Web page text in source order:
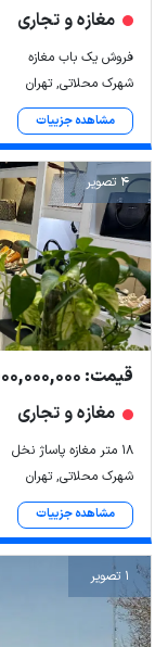
مغازه و تجاری
فروش یک باب مغازه
شهرک محلاتی, تهران
مشاهده جزییات
4 تصویر
قیمت: 18,500,000,000 تومان
مغازه و تجاری
۱۸ متر مغازه پاساژ نخل
شهرک محلاتی, تهران
مشاهده جزییات
1 تصویر